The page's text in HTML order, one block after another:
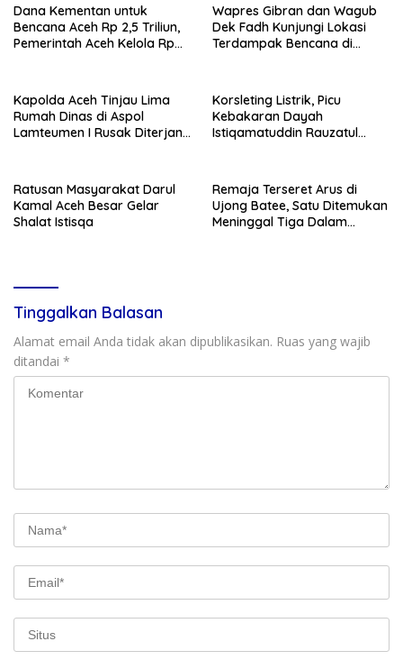
Dana Kementan untuk
Bencana Aceh Rp 2,5 Triliun,
Pemerintah Aceh Kelola Rp
Wapres Gibran dan Wagub
Dek Fadh Kunjungi Lokasi
Terdampak Bencana di
Kapolda Aceh Tinjau Lima
Rumah Dinas di Aspol
Lamteumen I Rusak Diterjang
Korsleting Listrik, Picu
Kebakaran Dayah
Istiqamatuddin Rauzatul
Ratusan Masyarakat Darul
Kamal Aceh Besar Gelar
Shalat Istisqa
Remaja Terseret Arus di
Ujong Batee, Satu Ditemukan
Meninggal Tiga Dalam
Tinggalkan Balasan
Alamat email Anda tidak akan dipublikasikan. Ruas yang wajib
ditandai *